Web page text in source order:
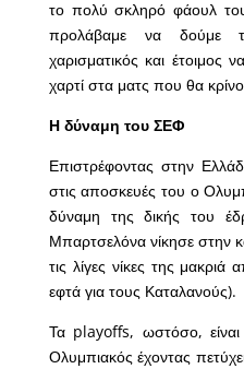
το πολύ σκληρό φάουλ
προλάβαμε να δούμε
χαρισματικός και έτοιμος
χαρτί στα ματς που θα
Η δύναμη του ΣΕΦ
Επιστρέφοντας στην
στις αποσκευές του ο
δύναμη της δικής του
Μπαρτσελόνα νίκησε στην
τις λίγες νίκες της
εφτά για τους Καταλανούς).
Τα playoffs, ωστόσο, είναι
Ολυμπιακός έχοντας